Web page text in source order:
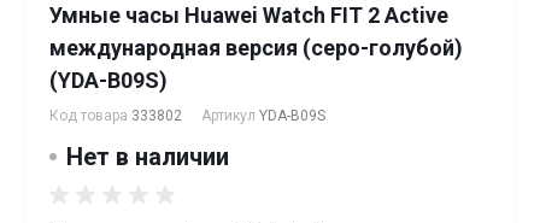
Умные часы Huawei Watch FIT 2 Active
международная версия (серо-голубой)
(YDA-B09S)
Код товара 333802 Артикул YDA-B09S
Нет в наличии